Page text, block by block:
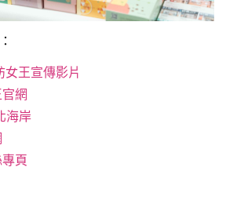
女王宣傳影片
網
海岸
頁